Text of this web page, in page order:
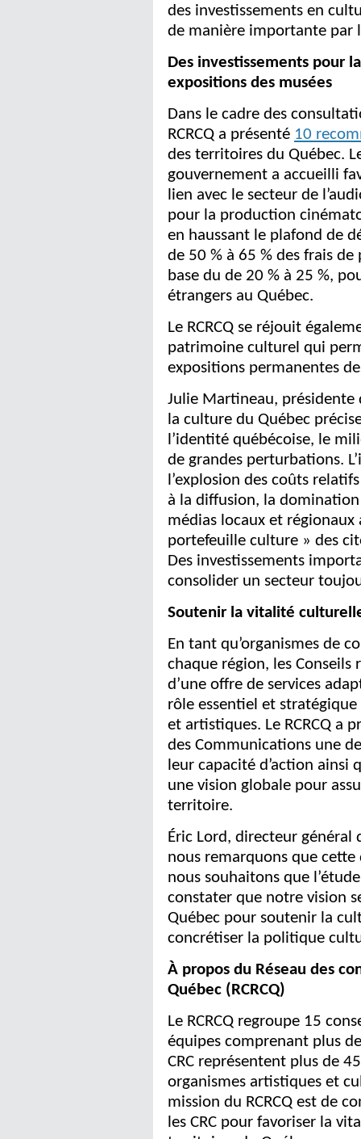
des investissements en
de manière importante par
Des investissements pour
expositions des musées
Dans le cadre des
RCRCQ a présenté 10
des territoires du Québec.
gouvernement a accueilli
lien avec le secteur de
pour la production
en haussant le plafond de
de 50 % à 65 % des frais
base du de 20 % à 25 %,
étrangers au Québec.
Le RCRCQ se réjouit
patrimoine culturel qui
expositions permanentes
Julie Martineau, présidente
la culture du Québec
l’identité québécoise, le
de grandes perturbations.
l’explosion des coûts
à la diffusion, la
médias locaux et
portefeuille culture » des
Des investissements
consolider un secteur
Soutenir la vitalité
En tant qu’organismes de
chaque région, les
d’une offre de services
rôle essentiel et
et artistiques. Le RCRCQ a
des Communications une
leur capacité d’action ainsi
une vision globale pour
territoire.
Éric Lord, directeur général
nous remarquons que
nous souhaitons que
constater que notre vision
Québec pour soutenir la
concrétiser la politique
À propos du Réseau des
Québec (RCRCQ)
Le RCRCQ regroupe 15
équipes comprenant plus
CRC représentent plus de
organismes artistiques et
mission du RCRCQ est de
les CRC pour favoriser la